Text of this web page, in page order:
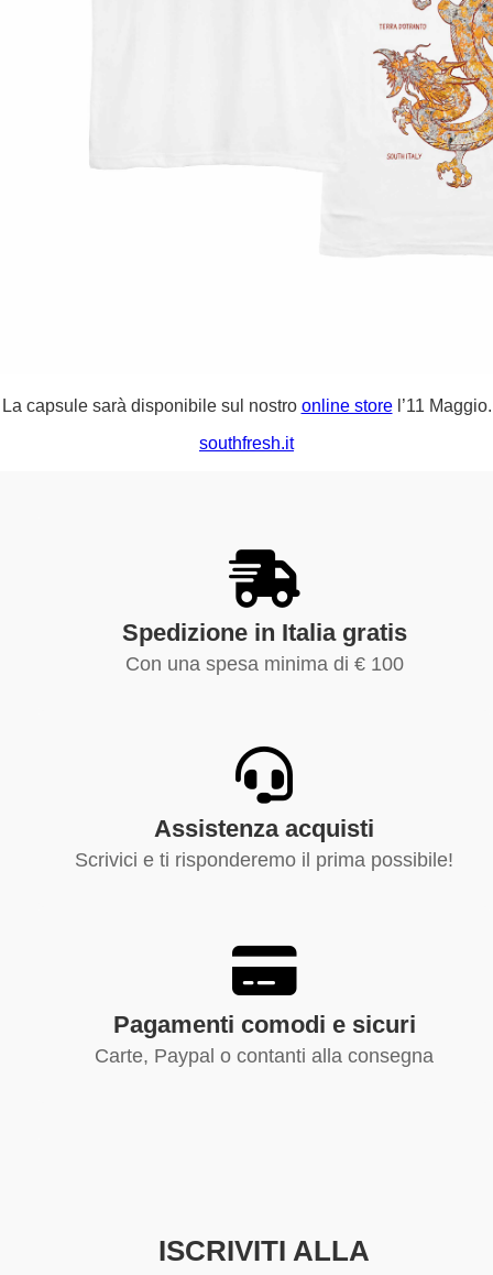
La capsule sarà disponibile sul nostro online storel’11 Maggio.
southfresh.it
Spedizione in Italia gratis
Con una spesa minima di € 100
Assistenza acquisti
Scrivici e ti risponderemo il prima possibile!
Pagamenti comodi e sicuri
Carte, Paypal o contanti alla consegna
ISCRIVITI ALLA